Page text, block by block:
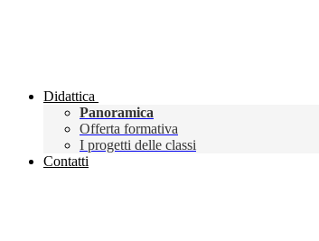
Didattica
Panoramica
Offerta formativa
I progetti delle classi
Contatti